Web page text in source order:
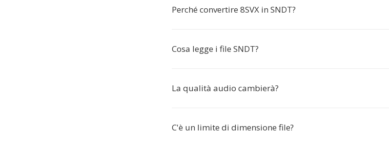
Perché convertire 8SVX in SNDT?
Cosa legge i file SNDT?
La qualità audio cambierà?
C'è un limite di dimensione file?